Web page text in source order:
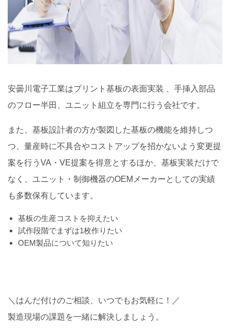
安曇川電子工業はプリント基板の表面実装 、手挿入部品
のフロー半田、ユニット組立を専門に行う会社です。
また、基板設計者の方が製図した基板の機能を維持しつ
つ、量産時に不具合やコストアップを招かないよう変更提
案を行うVA・VE提案を得意とするほか、基板実装だけで
なく、ユニット・制御機器のOEMメーカーとしての実績
も多数保有しています。
基板の生産コストを抑えたい
試作段階でまずは1枚作りたい
OEM製品について知りたい
＼はんだ付けのご相談、いつでもお気軽に！／
製造現場の課題を一緒に解決しましょう。